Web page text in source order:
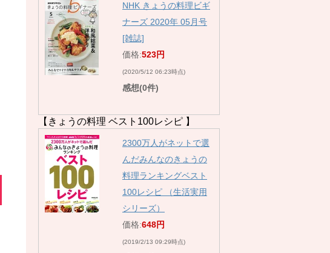
NHK きょうの料理ビギ
ナーズ 2020年 05月号
[雑誌]
価格:523円
(2020/5/12 06:23時点)
感想(0件)
【きょうの料理 ベスト100レシピ 】
2300万人がネットで選
んだみんなのきょうの
料理ランキングベスト
100レシピ （生活実用
シリーズ）
価格:648円
(2019/2/13 09:29時点)